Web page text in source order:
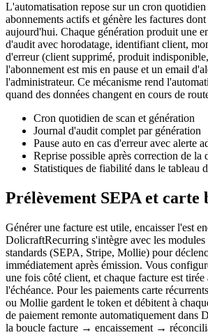
L'automatisation repose sur un cron
abonnements actifs et génère les factures
aujourd'hui. Chaque génération produit une
d'audit avec horodatage, identifiant client,
d'erreur (client supprimé, produit
l'abonnement est mis en pause et un email
l'administrateur. Ce mécanisme rend
quand des données changent en cours de
Cron quotidien de scan et génération
Journal d'audit complet par génération
Pause auto en cas d'erreur avec alerte
Reprise possible après correction de la
Statistiques de fiabilité dans le tableau
Prélèvement SEPA et carte
Générer une facture est utile, encaisser l'est
DolicraftRecurring s'intègre avec les
standards (SEPA, Stripe, Mollie) pour
immédiatement après émission. Vous
une fois côté client, et chaque facture est tirée
l'échéance. Pour les paiements carte
ou Mollie gardent le token et débitent à
de paiement remonte automatiquement dans
la boucle facture → encaissement →